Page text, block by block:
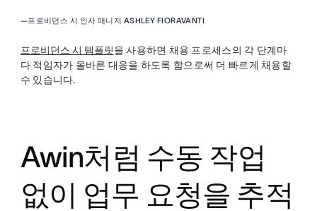
—프로비던스 시 인사 매니저 ASHLEY FIORAVANTI
프로비던스 시 템플릿을 사용하면 채용 프로세스의 각 단계마
다 적임자가 올바른 대응을 하도록 함으로써 더 빠르게 채용할
수 있습니다.
Awin처럼 수동 작업
없이 업무 요청을 추적